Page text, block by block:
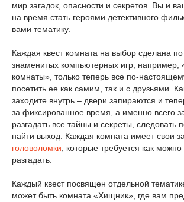
мир загадок, опасности и секретов. Вы и
на время стать героями детективного
вами тематику.
Каждая квест комната на выбор сделана
знаменитых компьютерных игр, например,
комнаты», только теперь все по-
посетить ее как самим, так и с друзьями.
заходите внутрь – двери запираются и
за фиксированное время, а именно всего
разгадать все тайны и секреты, следовать
найти выход. Каждая комната имеет свои
головоломки , которые требуется как
разгадать.
Каждый квест посвящен отдельной
может быть комната «Хищник», где вам